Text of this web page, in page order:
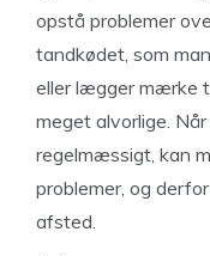
opstå problemer
tandkødet, som
eller lægger mærke
meget alvorlige.
regelmæssigt, kan
problemer, og
afsted.